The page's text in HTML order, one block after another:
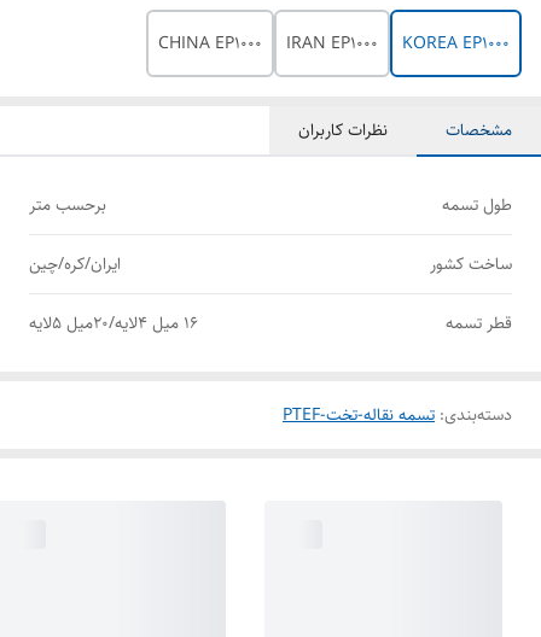
KOREA EP1000
IRAN EP1000
CHINA EP1000
مشخصات نظرات کاربران
طول تسمه برحسب متر
ساخت کشور ایران/کره/چین
قطر تسمه 16 میل 4لایه/20میل 5لایه
دسته‌بندی: تسمه نقاله-تخت-PTEF